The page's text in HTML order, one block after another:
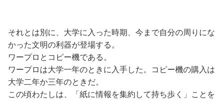
それとは別に、大学に入った時期、今まで自分の周りにな
かった文明の利器が登場する。
ワープロとコピー機である。
ワープロは大学一年のときに入手した。コピー機の購入は
大学二年か三年のときだ。
この頃わたしは、「紙に情報を集約して持ち歩く」ことを